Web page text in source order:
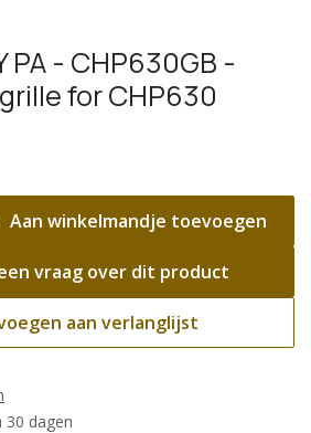
PA - CHP630GB -
for CHP630
Aan winkelmandje toevoegen
vraag over dit product
aan verlanglijst
30 dagen